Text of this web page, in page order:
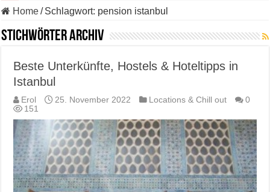
Home/ Schlagwort: pension istanbul
Stichwörter Archiv
Beste Unterkünfte, Hostels & Hoteltipps in
Istanbul
Erol 25. November 2022 Locations & Chill out
0
151